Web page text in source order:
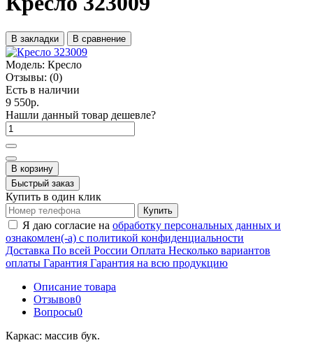
В закладки В сравнение
Модель: Кресло
Отзывы: (0)
Есть в наличии
9 550р.
Нашли данный товар дешевле?
В корзину
Быстрый заказ
Купить в один клик
Купить
Я даю согласие на обработку персональных данных и
ознакомлен(-а) с политикой конфиденциальности
Доставка По всей России Оплата Несколько вариантов
оплаты Гарантия Гарантия на всю продукцию
Описание товара
Отзывов0
Вопросы0
Каркас: массив бук.